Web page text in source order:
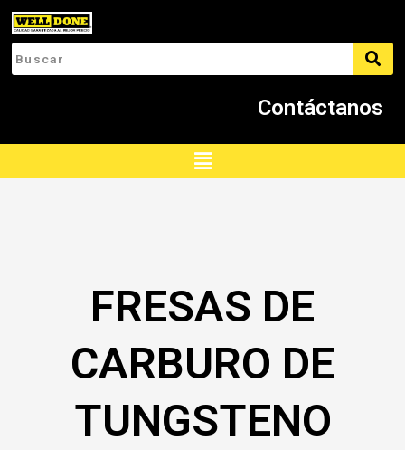
contenido
Contáctanos
Menú
FRESAS DE
CARBURO DE
TUNGSTENO